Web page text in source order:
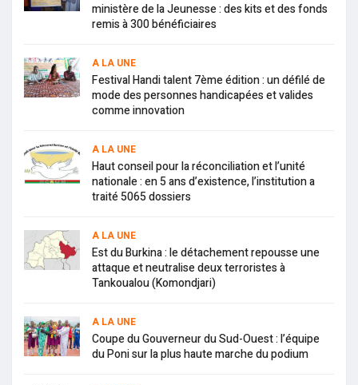
ministère de la Jeunesse : des kits et des fonds
remis à 300 bénéficiaires
A LA UNE
Festival Handi talent 7ème édition : un défilé de
mode des personnes handicapées et valides
comme innovation
A LA UNE
Haut conseil pour la réconciliation et l’unité
nationale : en 5 ans d’existence, l’institution a
traité 5065 dossiers
A LA UNE
Est du Burkina : le détachement repousse une
attaque et neutralise deux terroristes à
Tankoualou (Komondjari)
A LA UNE
Coupe du Gouverneur du Sud-Ouest : l’équipe
du Poni sur la plus haute marche du podium